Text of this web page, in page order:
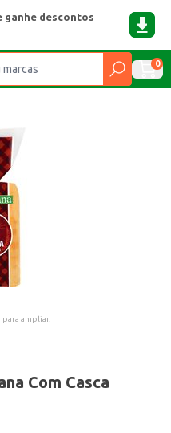
ganhe descontos
0
para ampliar.
Com Casca